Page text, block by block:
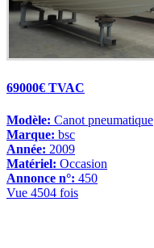
69000€ TVAC
Modèle: Canot pneumatique
Marque: bsc
Année: 2009
Matériel: Occasion
Annonce n°: 450
Vue 4504 fois